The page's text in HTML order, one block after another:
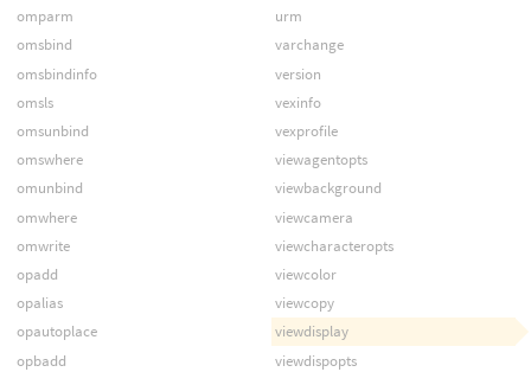
omparm
omsbind
omsbindinfo
omsls
omsunbind
omswhere
omunbind
omwhere
omwrite
opadd
opalias
opautoplace
opbadd
urm
varchange
version
vexinfo
vexprofile
viewagentopts
viewbackground
viewcamera
viewcharacteropts
viewcolor
viewcopy
viewdisplay
viewdispopts